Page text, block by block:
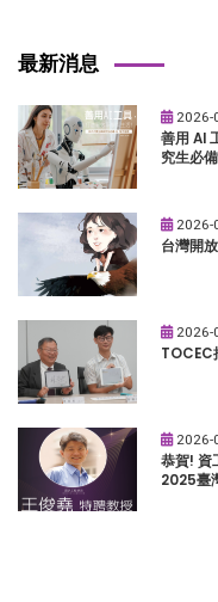
最新消息
2026-
善用 AI
究生必
2026-
台灣開
2026-
TOCEC
2026-
恭賀! 資
2025臺